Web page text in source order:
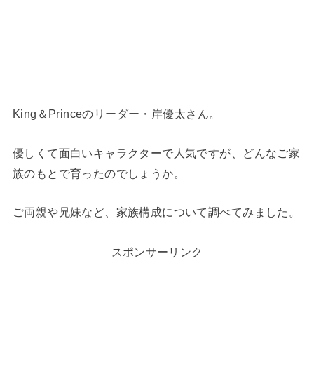
King＆Princeのリーダー・岸優太さん。
優しくて面白いキャラクターで人気ですが、どんなご家
族のもとで育ったのでしょうか。
ご両親や兄妹など、家族構成について調べてみました。
スポンサーリンク